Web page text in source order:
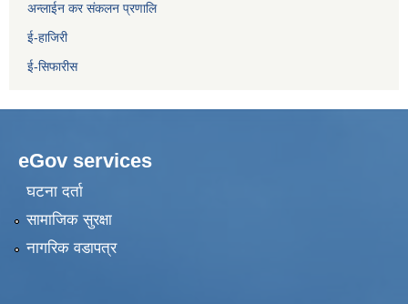
अन्लाईन कर संकलन प्रणालि
ई-हाजिरी
ई-सिफारीस
eGov services
घटना दर्ता
सामाजिक सुरक्षा
नागरिक वडापत्र